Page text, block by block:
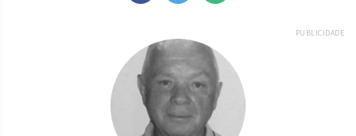
PUBLICIDADE